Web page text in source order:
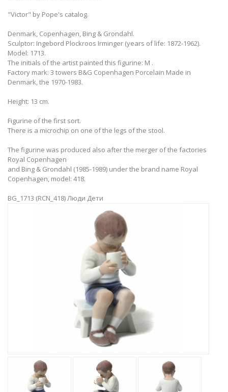
"Victor" by Pope's catalog.
Denmark, Copenhagen, Bing & Grondahl.
Sculptor: Ingebord Plockroos Irminger (years of life: 1872-1962).
Model: 1713.
The initials of the artist painted this figurine: М .
Factory mark: 3 towers B&G Copenhagen Porcelain Made in
Denmark, the 1970-1983.
Height: 13 cm.
Figurine of the first sort.
There is a microchip on one of the legs of the stool.
The figurine was produced also after the merger of the factories
Royal Copenhagen
and Bing & Grondahl (1985-1989) under the brand name Royal
Copenhagen, model: 418.
BG_1713 (RCN_418) Люди Дети